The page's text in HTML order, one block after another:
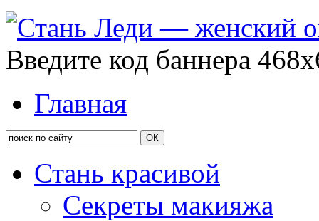
Введите код баннера
Главная
Стань красивой
Секреты макияжа